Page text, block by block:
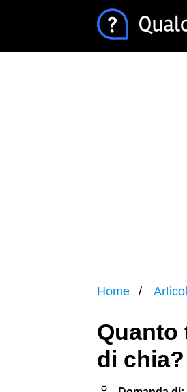
Home
Quanto
di chia?